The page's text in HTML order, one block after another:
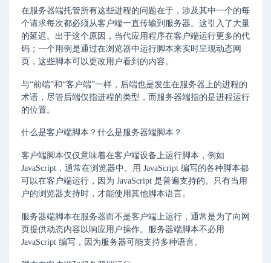
在服务器端托管所有这些进程的问题在于，涉及其中一个的每
个请求每次都必须从客户端一直传输到服务器。这引入了大量
的延迟。出于这个原因，当代应用程序在客户端运行更多的代
码；一个用例是通过在浏览器中运行脚本来实时呈现动态网
页，这些脚本可以更改用户看到的内容。
与“前端”和“客户端”一样，后端也是发生在服务器上的进程的
术语，尽管后端仅指进程的类型，而服务器端指的是进程运行
的位置。
什么是客户端脚本？什么是服务器端脚本？
客户端脚本仅仅意味着在客户端设备上运行脚本，例如
JavaScript，通常在浏览器中。用 JavaScript 编写的各种脚本都
可以在客户端运行，因为 JavaScript 是普遍支持的。只有当用
户的浏览器支持时，才能使用其他脚本语言。
服务器端脚本在服务器而不是客户端上运行，通常是为了向网
页提供动态内容以响应用户操作。服务器端脚本不必用
JavaScript 编写，因为服务器可能支持多种语言。